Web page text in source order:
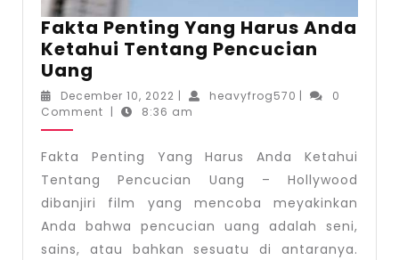
Fakta Penting Yang Harus Anda
Ketahui Tentang Pencucian
Uang
Penting
Yang
Anda
Ketahui
Tentang
Pencucian
Uang
December 10, 2022 December
10,
heavyfrog570 heavyfrog570
0
Comment
8:36 am
Fakta Penting Yang Harus Anda Ketahui
Tentang Pencucian Uang – Hollywood
dibanjiri film yang mencoba meyakinkan
Anda bahwa pencucian uang adalah seni,
sains, atau bahkan sesuatu di antaranya.